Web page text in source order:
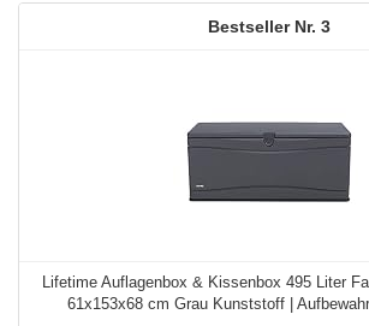
3
Lifetime Auflagenbox & Kissenbox 495 Liter
61x153x68 cm Grau Kunststoff |